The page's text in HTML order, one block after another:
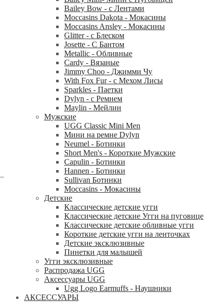
Bailey Bow - с Лентами
Moccasins Dakota - Мокасины
Moccasins Ansley - Мокасины
Glitter - с Блеском
Josette - С Бантом
Metallic - Обливные
Cardy - Вязаные
Jimmy Choo - Джимми Чу
With Fox Fur - с Мехом Лисы
Sparkles - Паетки
Dylyn - с Ремнем
Maylin - Мейлин
Мужские
UGG Classic Mini Men
Мини на ремне Dylyn
Neumel - Ботинки
Short Men's - Короткие Мужские
Capulin - Ботинки
Hannen - Ботинки
Sullivan Ботинки
Moccasins - Мокасины
Детские
Классические детские угги
Классические детские Угги на пуговице
Классические детские обливные угги
Короткие детские угги на ленточках
Детские эксклюзивные
Пинетки для малышей
Угги эксклюзивные
Распродажа UGG
Аксессуары UGG
Ugg Logo Earmuffs - Наушники
АКСЕССУАРЫ